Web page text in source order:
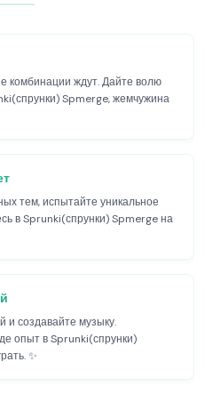
комбинации ждут. Дайте волю
Spmerge, жемчужина
тем, испытайте уникальное
в Sprunki(спрунки) Spmerge на
и создавайте музыку.
опыт в Sprunki(спрунки)
✨